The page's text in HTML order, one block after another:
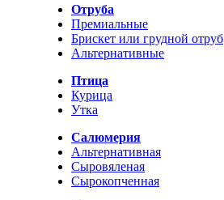
Отруба
Премиальные
Брискет или грудной отруб
Альтернативные
Птица
Курица
Утка
Салюмерия
Альтернативная
Сыровяленая
Сырокопченная